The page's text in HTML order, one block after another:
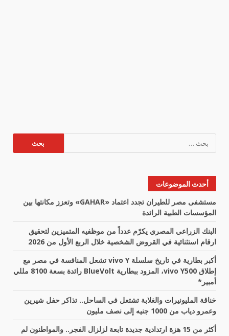
عن:
أحدث الموضوعات
مستشفى مصر للطيران تجدد اعتماد «GAHAR» وتعزز مكانتها بين
المؤسسات الطبية الرائدة
البنك الزراعي المصري يكرّم عدداً من موظفيه المتميزين لتحقيق
ارقام استثنائية في القروض الشخصية خلال الربع الأول من 2026
أكبر بطارية في تاريخ سلسلة vivo Y تشعل المنافسة في مصر مع
إطلاق vivo Y500، المزود ببطارية BlueVolt رائدة بسعة 8100 مللي
أمبير*
خناقة المليونيرات والغلابة تشتعل في الساحل.. تذاكر حفل شيرين
وعمرو دياب من 1000 جنيه إلى نصف مليون
أكثر من 15 هزة ارتدادية جديدة تابعة لزلزال الفجر.. والمواطنون لم